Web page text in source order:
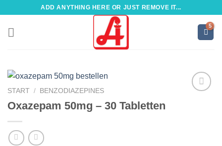
springen
ADD ANYTHING HERE OR JUST REMOVE IT...
START / BENZODIAZEPINES
Oxazepam 50mg – 30 Tabletten